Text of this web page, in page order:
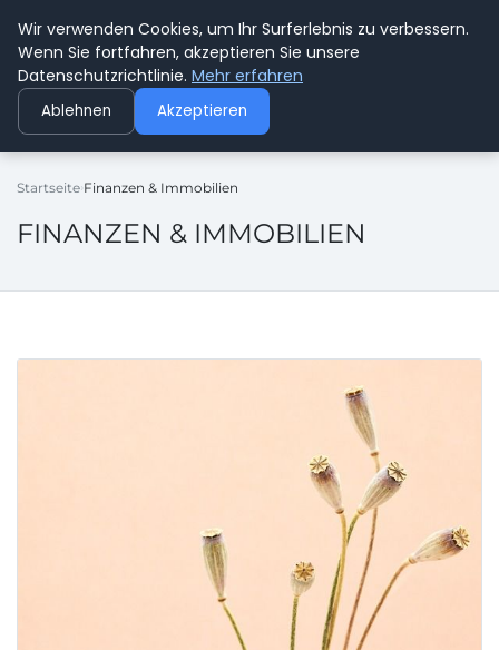
GEDANKENSCHREI
Startseite Finanzen & Immobilien
FINANZEN & IMMOBILIEN
Wir verwenden Cookies, um Ihr Surferlebnis zu verbessern.
Wenn Sie fortfahren, akzeptieren Sie unsere
Datenschutzrichtlinie. Mehr erfahren
Ablehnen Akzeptieren